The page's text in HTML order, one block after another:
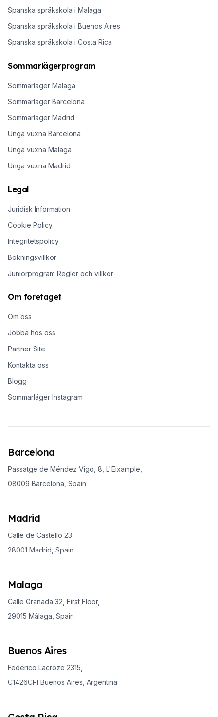
Spanska språkskola i Malaga
Spanska språkskola i Buenos Aires
Spanska språkskola i Costa Rica
Sommarlägerprogram
Sommarläger Malaga
Sommarläger Barcelona
Sommarläger Madrid
Unga vuxna Barcelona
Unga vuxna Malaga
Unga vuxna Madrid
Legal
Juridisk Information
Cookie Policy
Integritetspolicy
Bokningsvillkor
Juniorprogram Regler och villkor
Om företaget
Om oss
Jobba hos oss
Partner Site
Kontakta oss
Blogg
Sommarläger Instagram
Barcelona
Passatge de Méndez Vigo, 8, L'Eixample,
08009 Barcelona, Spain
Madrid
Calle de Castello 23,
28001 Madrid, Spain
Malaga
Calle Granada 32, First Floor,
29015 Málaga, Spain
Buenos Aires
Federico Lacroze 2315,
C1426CPI Buenos Aires, Argentina